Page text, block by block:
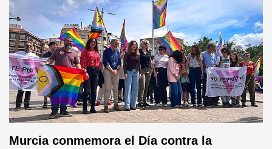
Murcia conmemora el Día contra la